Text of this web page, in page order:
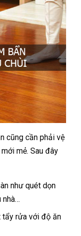
cũng cần phải vệ
mẻ. Sau đây
như quét dọn
nhà…
tẩy rửa với độ ăn